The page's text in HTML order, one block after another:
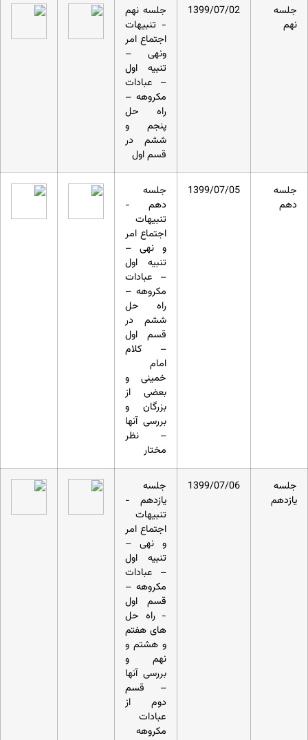
جلسه
نهم
1399/07/02
جلسه نهم
- تنبیهات
اجتماع امر
ونهی –
تنبیه اول
– عبادات
مکروهه –
راه حل‏
پنجم و
ششم در
قسم اول
جلسه
دهم
1399/07/05
جلسه
دهم -
تنبیهات
اجتماع امر
و نهی –
تنبیه اول
– عبادات
مکروهه –
راه حل‏
ششم در
قسم اول
– کلام
امام
خمینی و
بعضی از
بزرگان و
بررسی آنها
– نظر
مختار
جلسه
یازدهم
1399/07/06
جلسه
یازدهم -
تنبیهات
اجتماع امر
و نهی –
تنبیه اول
– عبادات
مکروهه –
قسم اول
- راه حل
های هفتم
و هشتم و
نهم و
بررسی آنها
– قسم
دوم از
عبادات
مکروهه